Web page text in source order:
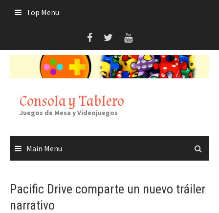
Top Menu
Consola y Tablero
Juegos de Mesa y Videojuegos
Main Menu
Pacific Drive comparte un nuevo tráiler
narrativo